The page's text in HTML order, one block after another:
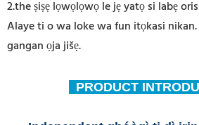
2.the ṣiṣẹ lọwọlọwọ le jẹ yatọ si labẹ
Alaye ti o wa loke wa fun itọkasi nikan.
gangan ọja jišẹ.
PRODUCT